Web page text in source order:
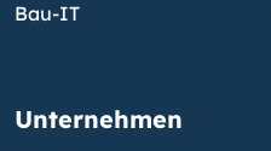
Bau-IT
Unternehmen